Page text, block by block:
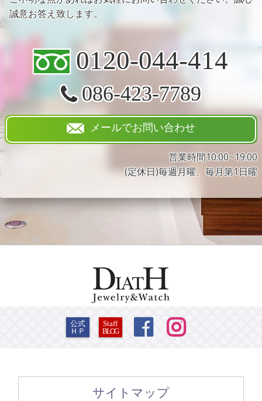
誠意お答え致します。
0120-044-414
086-423-7789
メールでお問い合わせ
営業時間10:00~19:00
(定休日)毎週月曜、毎月第1日曜
公式
ＨＰ
Staff
BLOG
 
サイトマップ